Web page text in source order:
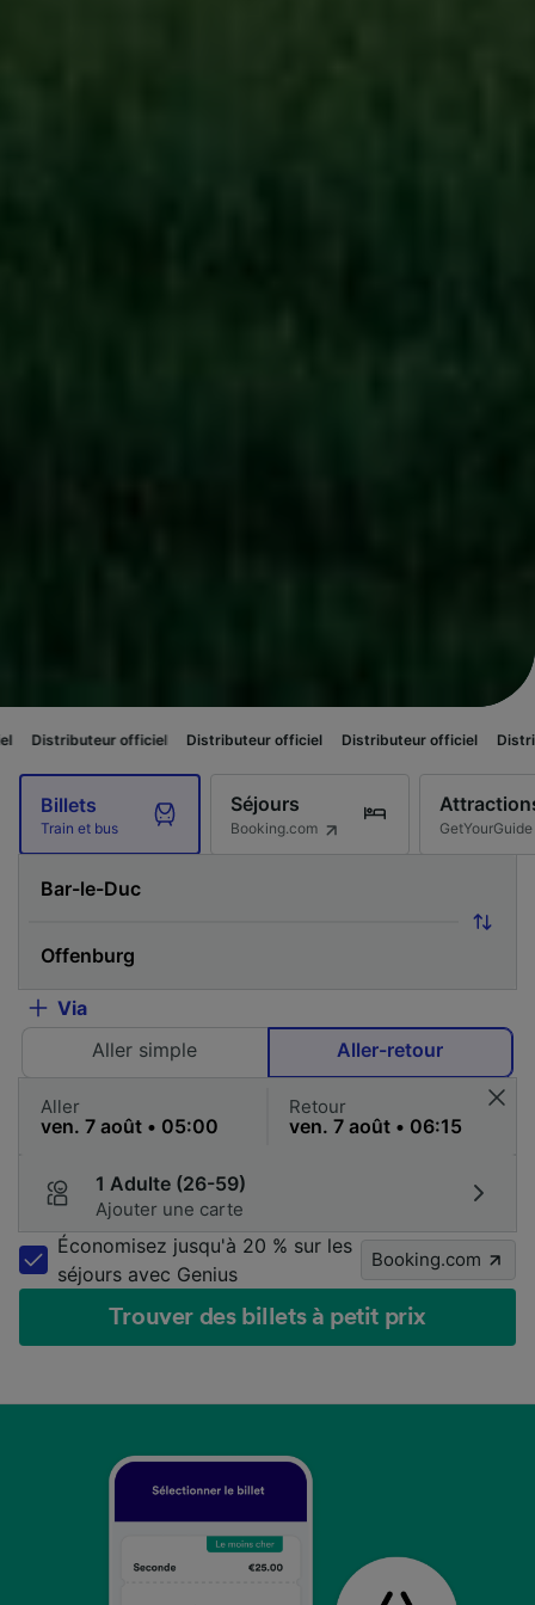
officiel Distributeur officiel Distributeur officiel Distributeur officiel
Billets
Train et bus
Séjours
Booking.com GetYourGuide
Via
Aller simple
Aller-retour
Aller Retour
1 Adulte (26-59)
Ajouter une carte
Économisez jusqu'à 20 % sur les
séjours avec Genius
Booking.com
Trouver des billets à petit prix